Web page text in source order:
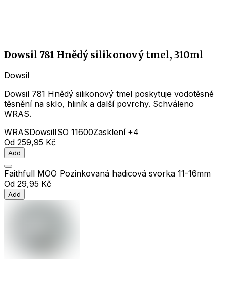
Dowsil 781 Hnědý silikonový tmel, 310ml
Dowsil
Dowsil 781 Hnědý silikonový tmel poskytuje vodotěsné
těsnění na sklo, hliník a další povrchy. Schváleno
WRAS.
WRASDowsilISO 11600Zasklení+4
Od 259,95 Kč
Add
Faithfull MOO Pozinkovaná hadicová svorka 11-16mm
Od 29,95 Kč
Add